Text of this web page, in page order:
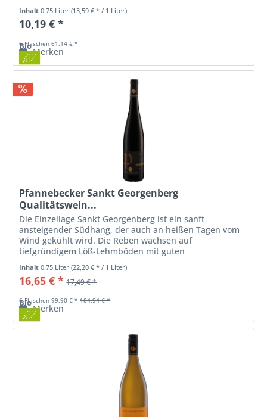
Bio
und Cassis. Harmonisch im Mund...
Inhalt0.75 Liter(13,59 € * / 1 Liter)
10,19 € *
6 Flaschen 61,14 € *
Merken
Bio
Pfannebecker Sankt Georgenberg
Qualitätswein...
Die Einzellage Sankt Georgenberg ist ein sanft
ansteigender Südhang, der auch an heißen Tagen vom
Wind gekühlt wird. Die Reben wachsen auf
tiefgründigem Löß-Lehmböden mit guten
wasserspeichernden Eigenschaften. Die Trauben reifen
hier...
Inhalt0.75 Liter(22,20 € * / 1 Liter)
16,65 € * 17,49 € *
6 Flaschen 99,90 € * 104,94 € *
Merken